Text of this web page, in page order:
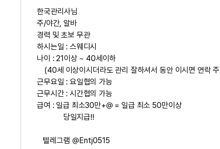
한국관리사님
주/야간, 알바
경력 및 초보 무관
하시는일 : 스웨디시
나이 : 21이상 ~ 40세이하
(40세 이상이시더라도 관리 잘하셔서 동안 이시면 연락
근무요일 : 요일협의 가능
근무시간 : 시간협의 가능
급여 : 일급 최소30만+@ = 일급 최소 50만이상
당일지급‼
텔레그램 @Entj0515